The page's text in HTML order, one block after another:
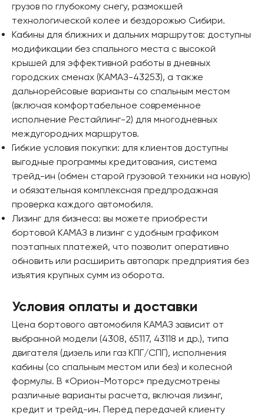
грузов по глубокому снегу, размокшей
технологической колее и бездорожью Сибири.
Кабины для ближних и дальних маршрутов: доступны
модификации без спального места с высокой
крышей для эффективной работы в дневных
городских сменах (КАМАЗ-43253), а также
дальнорейсовые варианты со спальным местом
(включая комфортабельное современное
исполнение Рестайлинг-2) для многодневных
междугородних маршрутов.
Гибкие условия покупки: для клиентов доступны
выгодные программы кредитования, система
трейд-ин (обмен старой грузовой техники на новую)
и обязательная комплексная предпродажная
проверка каждого автомобиля.
Лизинг для бизнеса: вы можете приобрести
бортовой КАМАЗ в лизинг с удобным графиком
поэтапных платежей, что позволит оперативно
обновить или расширить автопарк предприятия без
изъятия крупных сумм из оборота.
Условия оплаты и доставки
Цена бортового автомобиля КАМАЗ зависит от
выбранной модели (4308, 65117, 43118 и др.), типа
двигателя (дизель или газ КПГ/СПГ), исполнения
кабины (со спальным местом или без) и колесной
формулы. В «Орион-Моторс» предусмотрены
различные варианты расчета, включая лизинг,
кредит и трейд-ин. Перед передачей клиенту